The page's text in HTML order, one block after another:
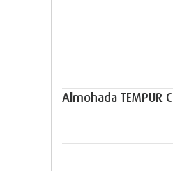
Almohada TEMPUR